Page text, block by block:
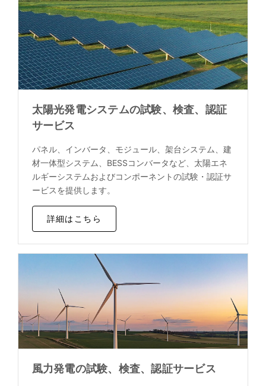
太陽光発電システムの試験、検査、認証
サービス
パネル、インバータ、モジュール、架台システム、建
材一体型システム、BESSコンバータなど、太陽エネ
ルギーシステムおよびコンポーネントの試験・認証サ
ービスを提供します。
詳細はこちら
風力発電の試験、検査、認証サービス